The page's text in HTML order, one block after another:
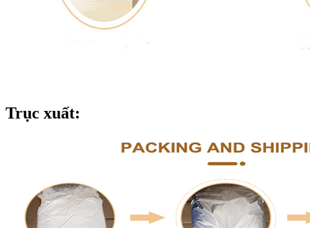
Trục xuất: